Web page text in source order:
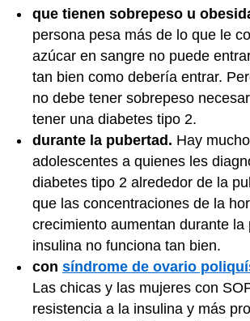
que tienen sobrepeso u
persona pesa más de lo que le
azúcar en sangre no puede
tan bien como debería entrar.
no debe tener sobrepeso
tener una diabetes tipo 2.
durante la pubertad. Hay
adolescentes a quienes les
diabetes tipo 2 alrededor de la
que las concentraciones de la
crecimiento aumentan durante la
insulina no funciona tan bien.
con síndrome de ovario
Las chicas y las mujeres con
resistencia a la insulina y más